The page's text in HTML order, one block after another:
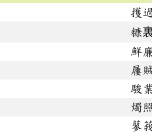
擭
糠
鮮
屨
駿
燭
蓼